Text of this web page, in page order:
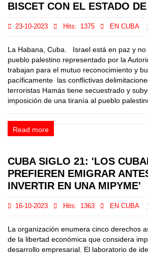
BISCET CON EL ESTADO
23-10-2023 Hits: 1375 EN CUBA
La Habana, Cuba. Israel está en paz y no
pueblo palestino representado por la
trabajan para el mutuo reconocimiento y
pacíficamente las conflictivas
terroristas Hamás tiene secuestrado y
imposición de una tiranía al pueblo
Read more
CUBA SIGLO 21: 'LOS
PREFIEREN EMIGRAR
INVERTIR EN UNA MIPYME'
16-10-2023 Hits: 1363 EN CUBA
La organización enumera cinco derechos
de la libertad económica que considera
desarrollo empresarial. El laboratorio de